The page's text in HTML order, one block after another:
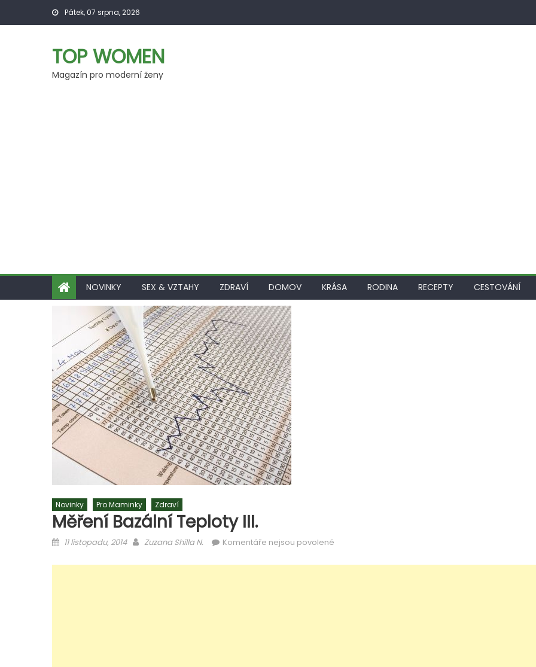
Pátek, 07 srpna, 2026
TOP WOMEN
Magazín pro moderní ženy
NOVINKY SEX & VZTAHY ZDRAVÍ DOMOV KRÁSA RODINA RECEPTY CESTOVÁNÍ
Novinky Pro Maminky Zdraví
Měření Bazální Teploty III.
Posted
11 listopadu, 2014 Author
Zuzana Shilla N. Komentáře nejsou povolené
s